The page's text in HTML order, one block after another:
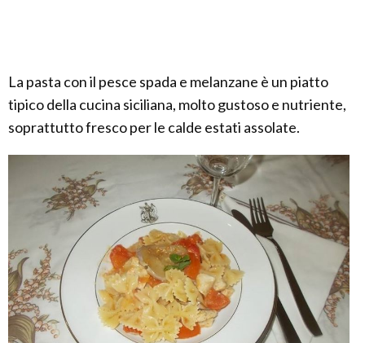
La pasta con il pesce spada e melanzane è un piatto
tipico della cucina siciliana, molto gustoso e nutriente,
soprattutto fresco per le calde estati assolate.